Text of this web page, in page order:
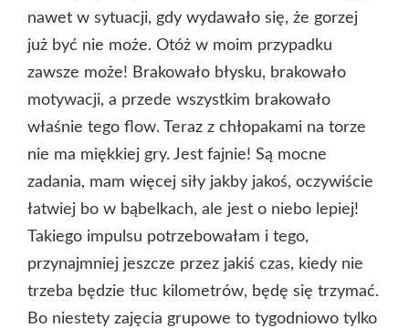
nawet w sytuacji, gdy wydawało się, że gorzej
już być nie może. Otóż w moim przypadku
zawsze może! Brakowało błysku, brakowało
motywacji, a przede wszystkim brakowało
właśnie tego flow. Teraz z chłopakami na torze
nie ma miękkiej gry. Jest fajnie! Są mocne
zadania, mam więcej siły jakby jakoś, oczywiście
łatwiej bo w bąbelkach, ale jest o niebo lepiej!
Takiego impulsu potrzebowałam i tego,
przynajmniej jeszcze przez jakiś czas, kiedy nie
trzeba będzie tłuc kilometrów, będę się trzymać.
Bo niestety zajęcia grupowe to tygodniowo tylko